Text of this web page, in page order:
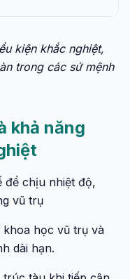
kiện khắc nghiệt,
trong các sứ mệnh
khả năng
để chịu nhiệt độ,
vũ trụ
học vũ trụ và
dài hạn.